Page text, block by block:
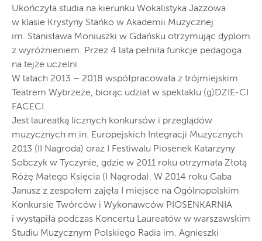
Ukończyła studia na kierunku Wokalistyka Jazzowa
w klasie Krystyny Stańko w Akademii Muzycznej
im. Stanisława Moniuszki w Gdańsku otrzymując dyplom
z wyróżnieniem. Przez 4 lata pełniła funkcje pedagoga
na tejże uczelni.
W latach 2013 – 2018 współpracowała z trójmiejskim
Teatrem Wybrzeże, biorąc udział w spektaklu (g)DZIE-CI
FACECI.
Jest laureatką licznych konkursów i przeglądów
muzycznych m.in. Europejskich Integracji Muzycznych
2013 (II Nagroda) oraz I Festiwalu Piosenek Katarzyny
Sobczyk w Tyczynie, gdzie w 2011 roku otrzymała Złotą
Różę Małego Księcia (I Nagroda). W 2014 roku Gaba
Janusz z zespołem zajęła I miejsce na Ogólnopolskim
Konkursie Twórców i Wykonawców PIOSENKARNIA
i wystąpiła podczas Koncertu Laureatów w warszawskim
Studiu Muzycznym Polskiego Radia im. Agnieszki